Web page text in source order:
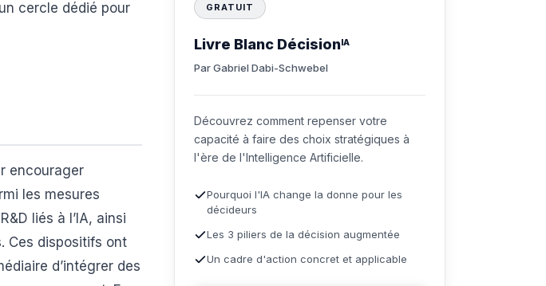
cercle dédié pour
encourager
les mesures
liés à l’IA, ainsi
Ces dispositifs ont
d’intégrer des
GRATUIT
Livre Blanc DécisionIA
Par Gabriel Dabi-Schwebel
Découvrez comment repenser votre
capacité à faire des choix stratégiques à
l'ère de l'Intelligence Artificielle.
Pourquoi l'IA change la donne pour les
décideurs
Les 3 piliers de la décision augmentée
Un cadre d'action concret et applicable